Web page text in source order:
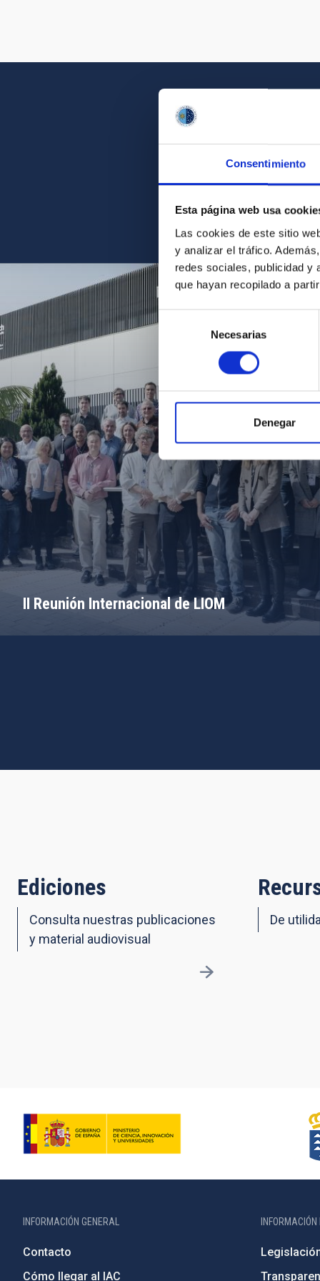
Consentimiento
Esta página web usa
Las cookies de este sitio
y analizar el tráfico.
redes sociales, publicidad y
que hayan recopilado a
consentimiento
Necesarias
Denegar
Acércate a la belleza
II Reunión Internacional de LIOM
Ediciones
Consulta nuestras publicaciones
y material audiovisual
De
INFORMACIÓN GENERAL
Contacto
Cómo llegar al IAC
INFORMACIÓN